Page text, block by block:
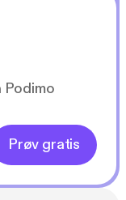
Podimo
Prøv gratis